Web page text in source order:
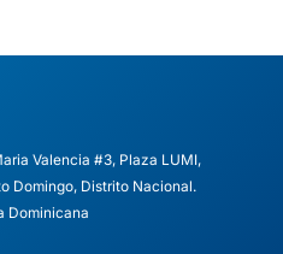
Valencia #3, Plaza LUMI,
Domingo, Distrito Nacional.
Dominicana